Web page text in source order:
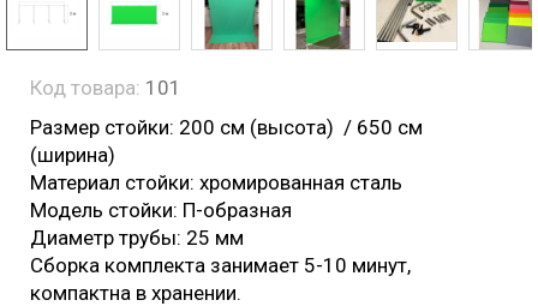
Код товара: 101
Размер стойки: 200 см (высота) / 650 см
(ширина)
Материал стойки: хромированная сталь
Модель стойки: П-образная
Диаметр трубы: 25 мм
Cборка комплекта занимает 5-10 минут,
компактна в хранении.